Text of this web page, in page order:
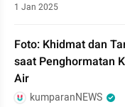
1 Jan 2025
Foto: Khidmat dan
saat Penghormatan
Air
kumparanNEWS